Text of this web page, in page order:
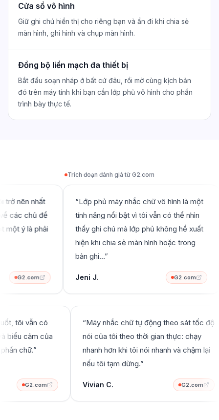
Cửa sổ vô hình
Giữ ghi chú hiển thị cho riêng bạn và ẩn đi khi chia sẻ
màn hình, ghi hình và chụp màn hình.
Đồng bộ liền mạch đa thiết bị
Bắt đầu soạn nháp ở bất cứ đâu, rồi mở cùng kịch bản
đó trên máy tính khi bạn cần lớp phủ vô hình cho phần
trình bày thực tế.
Dùng trong những khoảnh khắc mà ghi chú hiển thị là
Trích đoạn đánh giá từ G2.com
nên nhất
các chủ đề
ý là phải
G2.com
Lớp phủ máy nhắc chữ vô hình là một
tính năng nổi bật vì tôi vẫn có thể nhìn
thấy ghi chú mà lớp phủ không hề xuất
hiện khi chia sẻ màn hình hoặc trong
bản ghi…”
Jeni J. G2.com
tôi vẫn có
biểu cảm của
phần chữ.
G2.com
“Máy nhắc chữ tự động theo sát tốc độ
nói của tôi theo thời gian thực: chạy
nhanh hơn khi tôi nói nhanh và chậm lại
nếu tôi tạm dừng.
Vivian C. G2.com